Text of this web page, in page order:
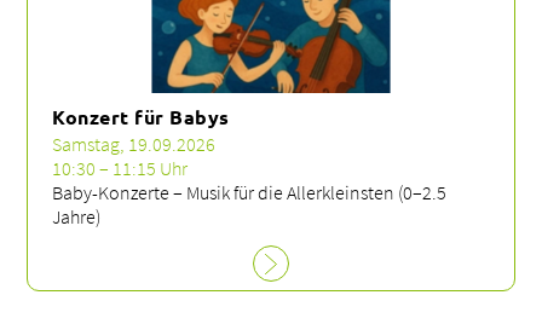
Konzert für Babys
Samstag, 19.09.2026
10:30 – 11:15 Uhr
Baby-Konzerte – Musik für die Allerkleinsten (0–2.5
Jahre)